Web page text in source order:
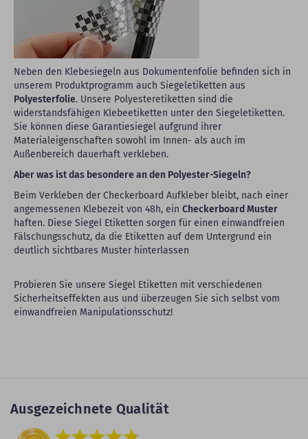
Neben den Klebesiegeln aus Dokumentenfolie befinden sich in
unserem Produktprogramm auch Siegeletiketten aus
Polyesterfolie. Unsere Polyesteretiketten sind die
widerstandsfähigen Klebeetiketten unter den Siegeletiketten.
Sie können diese Garantiesiegel aufgrund ihrer
Materialeigenschaften sowohl im Innen- als auch im
Außenbereich dauerhaft verkleben.
Aber was ist das besondere an den Polyester-Siegeln?
Beim Verkleben der Checkerboard Aufkleber bleibt, nach einer
angemessenen Klebezeit von 48h, ein Checkerboard Muster
haften. Diese Siegel Etiketten sorgen für einen einwandfreien
Fälschungsschutz, da die Etiketten auf dem Untergrund ein
deutlich sichtbares Muster hinterlassen
Probieren Sie unsere Siegel Etiketten mit verschiedenen
Sicherheitseffekten aus und überzeugen Sie sich selbst vom
einwandfreien Manipulationsschutz!
Ausgezeichnete Qualität